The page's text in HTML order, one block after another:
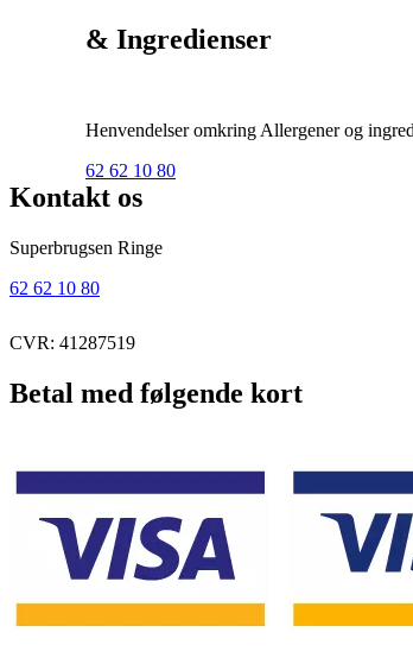
& Ingredienser
Henvendelser omkring Allergener og
62 62 10 80
Kontakt os
Superbrugsen Ringe
62 62 10 80
CVR: 41287519
Betal med følgende kort